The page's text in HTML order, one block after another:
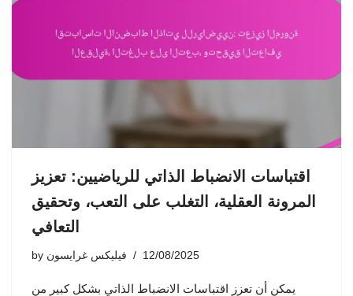
اقتباسات الانضباط الذاتي للرياضيين: تعزيز
المرونة العقلية، التغلب على التعب، وتحقيق
التعافي
by فيليكس غرايسون 12/08/2025
يمكن أن تعزز اقتباسات الانضباط الذاتي بشكل كبير من